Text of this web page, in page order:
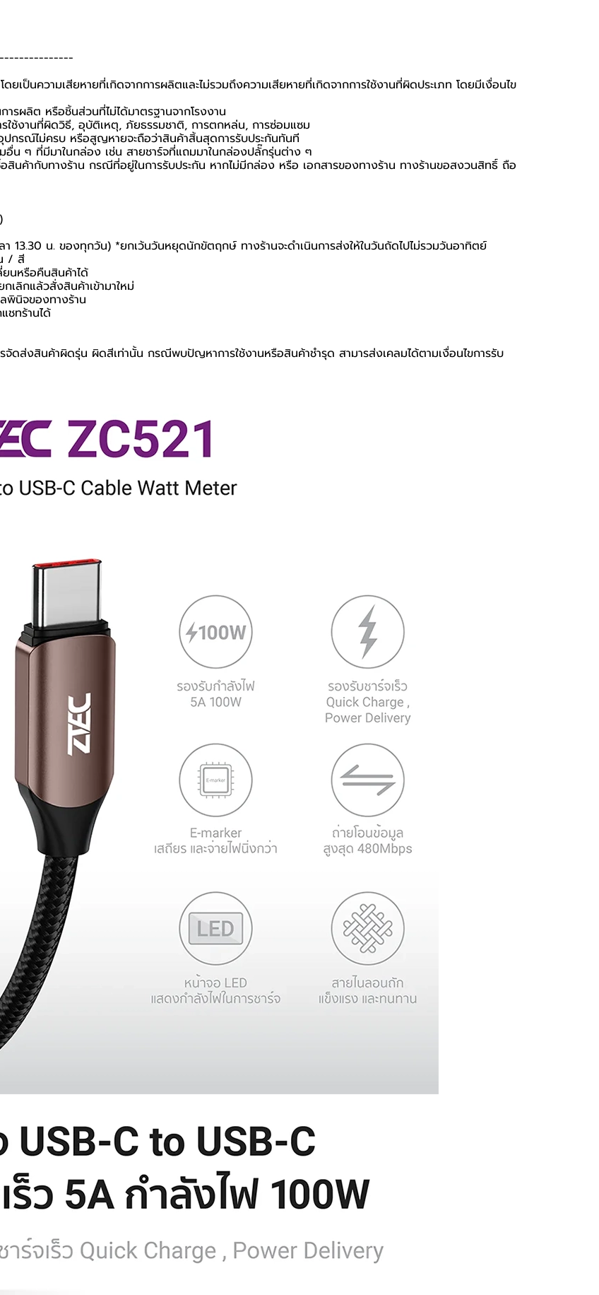
ป็นความเสียหายที่เกิดจากการผลิตและไม่รวมถึงความเสียหายที่เกิดจากการใช้งานที่ผิดประเภท โดยมีเงื่อนไข
รผลิต หรือชิ้นส่วนที่ไม่ได้มาตรฐานจากโรงงาน
ใช้งานที่ผิดวิธี, อุบัติเหตุ, ภัยธรรมชาติ, การตกหล่น, การซ่อมแซม
รณ์ไม่ครบ หรือสูญหายจะถือว่าสินค้าสิ้นสุดการรับประกันทันที
ๆ ที่มีมาในกล่อง เช่น สายชาร์จที่แถมมาในกล่องปลั๊กรุ่นต่าง ๆ
นค้ากับทางร้าน กรณีที่อยู่ในการรับประกัน หากไม่มีกล่อง หรือ เอกสารของทางร้าน ทางร้านขอสงวนสิทธิ์ ถือ
13.30 น. ของทุกวัน) *ยกเว้นวันหยุดนักขัตฤกษ์ ทางร้านจะดำเนินการส่งให้ในวันถัดไปไม่รวมวันอาทิตย์
/ สี
นหรือคืนสินค้าได้
เลิกแล้วสั่งสินค้าเข้ามาใหม่
พินิจของทางร้าน
ชทร้านได้
จัดส่งสินค้าผิดรุ่น ผิดสีเท่านั้น กรณีพบปัญหาการใช้งานหรือสินค้าชำรุด สามารส่งเคลมได้ตามเงื่อนไขการรับ